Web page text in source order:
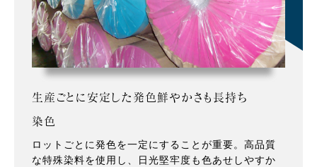
生産ごとに安定した発色鮮やかさも長持ち
染色
ロットごとに発色を一定にすることが重要。高品質
な特殊染料を使用し、日光堅牢度も色あせしやすか